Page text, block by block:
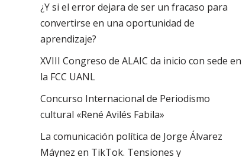
¿Y si el error dejara de ser un fracaso para
convertirse en una oportunidad de
aprendizaje?
XVIII Congreso de ALAIC da inicio con sede en
la FCC UANL
Concurso Internacional de Periodismo
cultural «René Avilés Fabila»
La comunicación política de Jorge Álvarez
Máynez en TikTok. Tensiones y